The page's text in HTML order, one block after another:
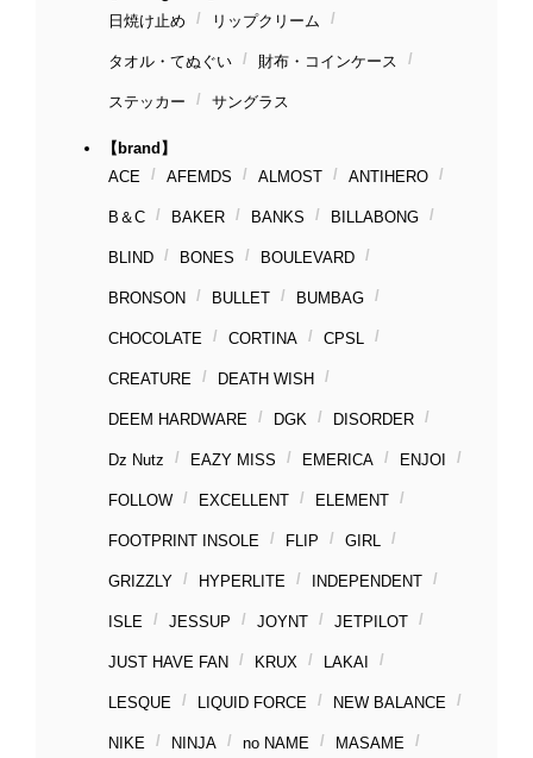
日焼け止め
リップクリーム
タオル・てぬぐい 財布・コインケース
ステッカー サングラス
【brand】
ACE
AFEMDS ALMOST ANTIHERO
B＆C BAKER BANKS BILLABONG
BLIND BONES BOULEVARD
BRONSON BULLET BUMBAG
CHOCOLATE CORTINA CPSL
CREATURE DEATH WISH
DEEM HARDWARE DGK DISORDER
Dz Nutz EAZY MISS EMERICA ENJOI
FOLLOW EXCELLENT ELEMENT
FOOTPRINT INSOLE FLIP GIRL
GRIZZLY HYPERLITE INDEPENDENT
ISLE JESSUP JOYNT JETPILOT
JUST HAVE FAN KRUX LAKAI
LESQUE LIQUID FORCE NEW BALANCE
NIKE NINJA no NAME MASAME